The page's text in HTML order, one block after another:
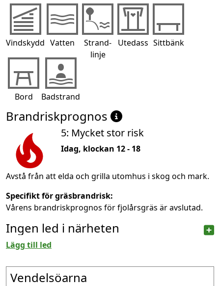
Vindskydd Vatten
Strand-
linje
Utedass Sittbänk
Bord Badstrand
Brandriskprognos
5: Mycket stor risk
Idag, klockan 12 - 18
Avstå från att elda och grilla utomhus i skog och mark.
Specifikt för gräsbrandrisk:
Vårens brandriskprognos för fjolårsgräs är avslutad.
Ingen led i närheten
Lägg till led
Vendelsöarna